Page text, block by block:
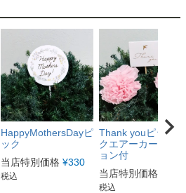
HappyMothersDayピ
ック
当店特別価格 ¥330
税込
Thank youピックス
クエアーカーネー
ョン付
当店特別価格
税込